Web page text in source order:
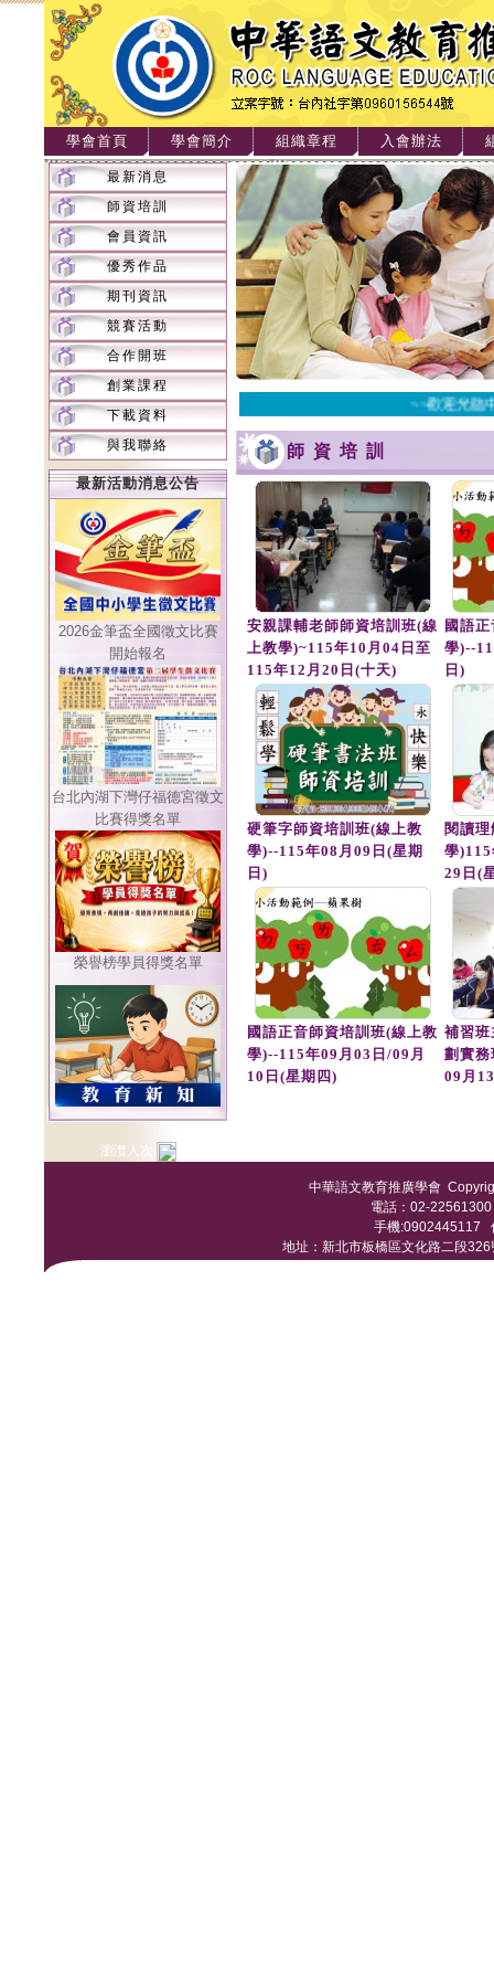
學會首頁 學會簡介 組織章程 入會辦法
最新消息
師資培訓
會員資訊
優秀作品
期刊資訊
競賽活動
合作開班
創業課程
下載資料
與我聯絡
最新活動消息公告
2026金筆盃全國徵文比賽
開始報名
台北內湖下灣仔福德宮徵文
比賽得獎名單
榮譽榜學員得獎名單
~~歡迎光臨
師資培訓
安親課輔老師師資培訓班(線
上教學)~115年10月04日至
115年12月20日(十天)
國語
學)--
日)
硬筆字師資培訓班(線上教
學)--115年08月09日(星期
日)
閱讀
學
29日(
國語正音師資培訓班(線上教
學)--115年09月03日/09月
10日(星期四)
補習
劃實
09月
瀏灠人次:
中華語文教育推廣學會
電話：02-
手機:0902445117
地址：新北市板橋區文化路二段